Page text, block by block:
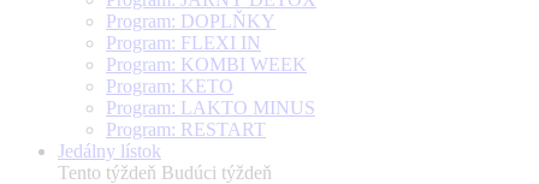
Program: DOPLŇKY
Program: FLEXI IN
Program: KOMBI WEEK
Program: KETO
Program: LAKTO MINUS
Program: RESTART
Jedálny lístok
Tento týždeň Budúci týždeň